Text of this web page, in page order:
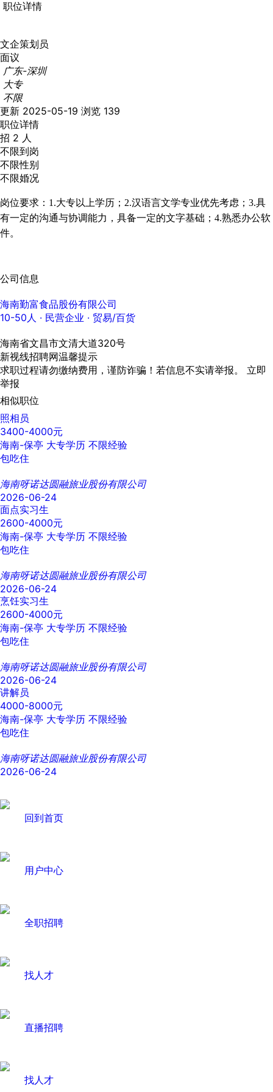
职位详情
文企策划员
面议
广东-深圳
大专
不限
更新 2025-05-19 浏览 139
职位详情
招 2 人
不限到岗
不限性别
不限婚况
岗位要求： 1 .大专以上学历 ； 2.汉语言文学专业优先考虑 ； 3.具
有一定的沟通与协调能力，具备一定的文字基础 ； 4.熟悉办公软
件。
公司信息
海南勤富食品股份有限公司
10-50人 · 民营企业 · 贸易/百货
海南省文昌市文清大道320号
新视线招聘网温馨提示
求职过程请勿缴纳费用，谨防诈骗！若信息不实请举报。 立即
举报
相似职位
照相员
3400-4000元
海南-保亭 大专学历 不限经验
包吃住
海南呀诺达圆融旅业股份有限公司
2026-06-24
面点实习生
2600-4000元
海南-保亭 大专学历 不限经验
包吃住
海南呀诺达圆融旅业股份有限公司
2026-06-24
烹饪实习生
2600-4000元
海南-保亭 大专学历 不限经验
包吃住
海南呀诺达圆融旅业股份有限公司
2026-06-24
讲解员
4000-8000元
海南-保亭 大专学历 不限经验
包吃住
海南呀诺达圆融旅业股份有限公司
2026-06-24
回到首页
用户中心
全职招聘
找人才
直播招聘
找人才